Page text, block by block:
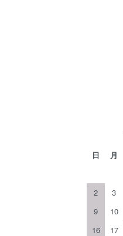
日 月
2
3
9
10
16
17